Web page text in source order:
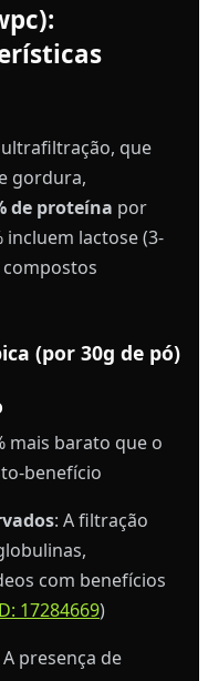
que
gordura,
de proteína por
incluem lactose (3-
compostos
(por 30g de pó)
mais barato que o
benefício
: A filtração
com benefícios
17284669)
A presença de